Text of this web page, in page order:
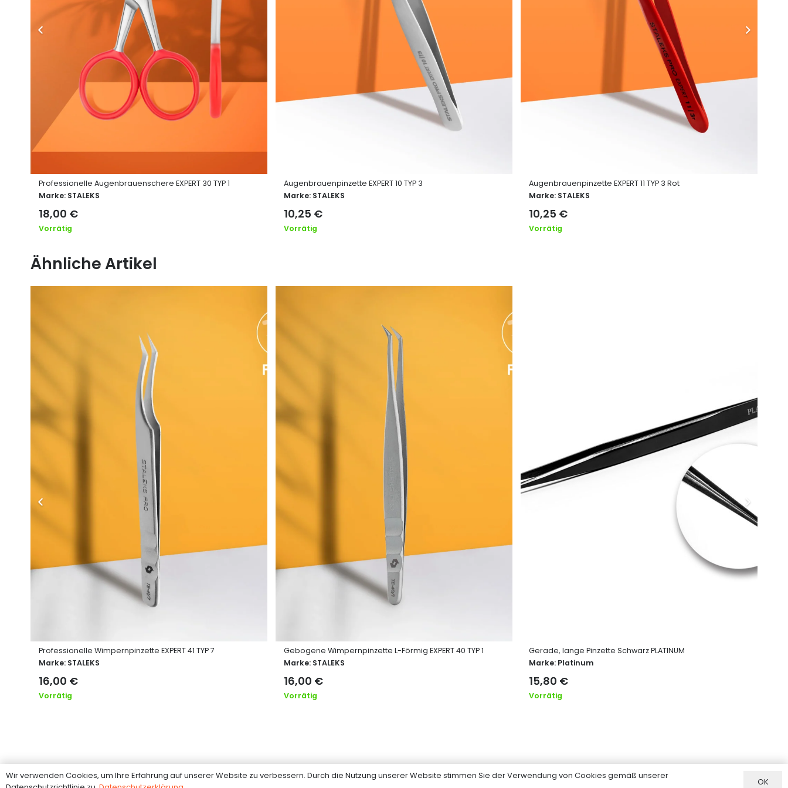
Professionelle Augenbrauenschere EXPERT 30 TYP 1
Marke: STALEKS
18,00 €
Vorrätig
Augenbrauenpinzette EXPERT 10 TYP 3
Marke: STALEKS
10,25 €
Vorrätig
Augenbrauenpinzette EXPERT 11 TYP 3 Rot
Marke: STALEKS
10,25 €
Vorrätig
Ähnliche Artikel
Professionelle Wimpernpinzette EXPERT 41 TYP 7
Marke: STALEKS
16,00 €
Vorrätig
Gebogene Wimpernpinzette L-Förmig EXPERT 40 TYP 1
Marke: STALEKS
16,00 €
Vorrätig
Gerade, lange Pinzette Schwarz PLATINUM
Marke: Platinum
15,80 €
Vorrätig
Wir verwenden Cookies, um Ihre Erfahrung auf unserer Website zu verbessern. Durch die Nutzung unserer Website stimmen Sie der Verwendung von Cookies gemäß unserer
OK